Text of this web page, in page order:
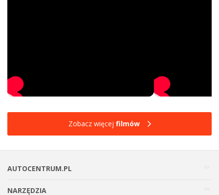
Zobacz więcej filmów
AUTOCENTRUM.PL
NARZĘDZIA